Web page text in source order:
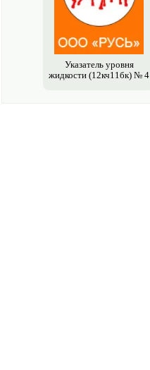
Указатель уровня
жидкости (12кч11бк) № 4